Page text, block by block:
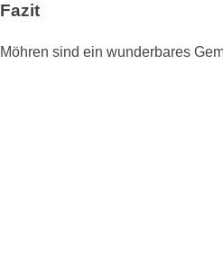
Fazit
Möhren sind ein wunderbares